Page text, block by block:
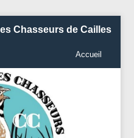
Chasseurs de Cailles
Accueil